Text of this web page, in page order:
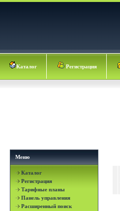
Каталог Регистрация
Меню
Каталог
Регистрация
Тарифные планы
Панель управления
Расширенный поиск